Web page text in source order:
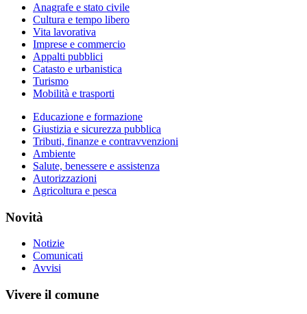
Anagrafe e stato civile
Cultura e tempo libero
Vita lavorativa
Imprese e commercio
Appalti pubblici
Catasto e urbanistica
Turismo
Mobilità e trasporti
Educazione e formazione
Giustizia e sicurezza pubblica
Tributi, finanze e contravvenzioni
Ambiente
Salute, benessere e assistenza
Autorizzazioni
Agricoltura e pesca
Novità
Notizie
Comunicati
Avvisi
Vivere il comune